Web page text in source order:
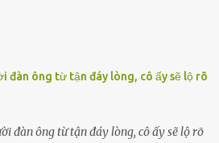
đàn ông từ tận đáy lòng, cô ấy sẽ lộ rõ
đàn ông từ tận đáy lòng, cô ấy sẽ lộ rõ